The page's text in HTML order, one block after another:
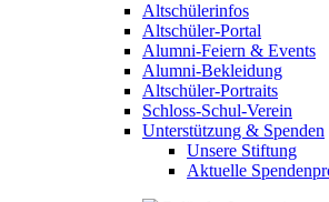
Altschülerinfos
Altschüler-Portal
Alumni-Feiern & Events
Alumni-Bekleidung
Altschüler-Portraits
Schloss-Schul-Verein
Unterstützung & Spenden
Unsere Stiftung
Aktuelle